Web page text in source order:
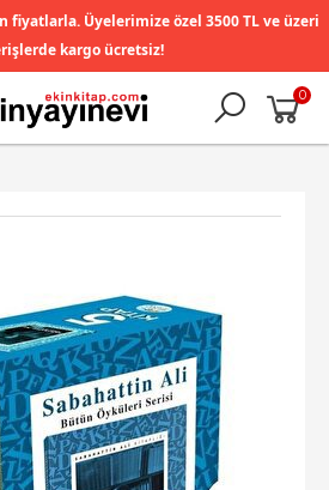
fiyatlarla. Üyelerimize özel 3500 TL ve üzeri
kargo ücretsiz!
0